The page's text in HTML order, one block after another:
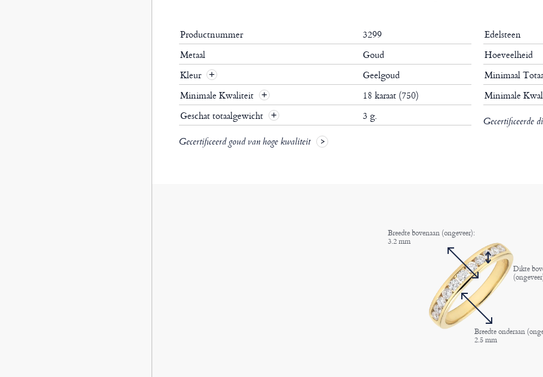
Productnummer
3299
Metaal
Goud
Kleur
Geelgoud
Minimale Kwaliteit
18 karaat (750)
Geschat totaalgewicht
3 g.
Gecertificeerd goud van hoge kwaliteit
Edelsteen
Hoeveelheid
Minimaal
Minimale
Gecertificeerde
Breedte bovenaan (ongeveer):
3.2 mm
Dikte
Breedte onderaan
2.5 mm